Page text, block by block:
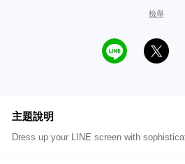
檢舉
主題說明
Dress up your LINE screen with